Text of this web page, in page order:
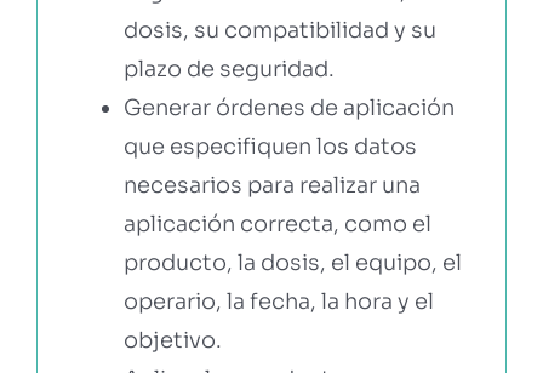
dosis, su compatibilidad y su
plazo de seguridad.
Generar órdenes de aplicación
que especifiquen los datos
necesarios para realizar una
aplicación correcta, como el
producto, la dosis, el equipo, el
operario, la fecha, la hora y el
objetivo.